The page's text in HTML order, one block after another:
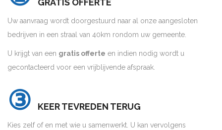
GRATIS OFFERTE
Uw aanvraag wordt doorgestuurd naar al onze aangesloten
bedrijven in een straal van 40km rondom uw gemeente.
U krijgt van een gratis offerte en indien nodig wordt u
gecontacteerd voor een vrijblijvende afspraak.
③ KEER TEVREDEN TERUG
Kies zelf of en met wie u samenwerkt. U kan vervolgens